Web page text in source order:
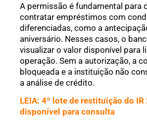
A permissão é fundamental para
contratar empréstimos com
diferenciadas, como a
aniversário. Nesses casos, o
visualizar o valor disponível para
operação. Sem a autorização, a
bloqueada e a instituição não
a análise de crédito.
LEIA: 4º lote de restituição do IR
disponível para consulta